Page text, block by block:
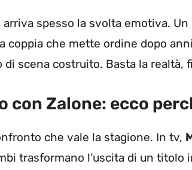
arriva spesso la svolta emotiva.
coppia che mette ordine dopo
di scena costruito. Basta la realtà,
con Zalone: ecco
che vale la stagione. In tv,
trasformano l’uscita di un titolo